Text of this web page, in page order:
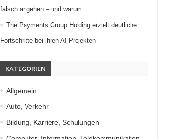
falsch angehen – und warum…
The Payments Group Holding erzielt deutliche
Fortschritte bei ihren AI-Projekten
KATEGORIEN
Allgemein
Auto, Verkehr
Bildung, Karriere, Schulungen